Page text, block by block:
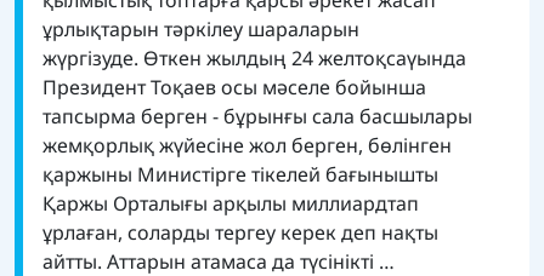
ұрлықтарын тәркілеу шараларын
жүргізуде. Өткен жылдың 24 желтоқсаүында
Президент Тоқаев осы мәселе бойынша
тапсырма берген - бұрынғы сала басшылары
жемқорлық жүйесіне жол берген, бөлінген
қаржыны Министірге тікелей бағынышты
Қаржы Орталығы арқылы миллиардтап
ұрлаған, соларды тергеу керек деп нақты
айтты. Аттарын атамаса да түсінікті …